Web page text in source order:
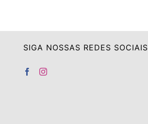
SIGA NOSSAS REDES SOCIAIS